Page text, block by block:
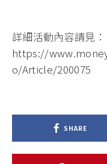
詳細活動內容請見：
https://
o/Article/200075
SHARE